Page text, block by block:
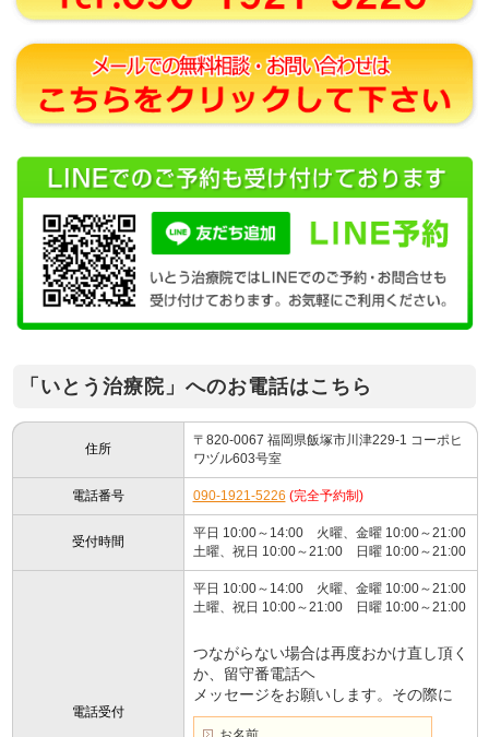
「いとう治療院」へのお電話はこちら
住所
〒820-0067 福岡県飯塚市川津229-1 コーポヒ
ワヅル603号室
電話番号 090-1921-5226 (完全予約制)
受付時間
平日 10:00～14:00 火曜、金曜 10:00～21:00
土曜、祝日 10:00～21:00 日曜 10:00～21:00
電話受付
平日 10:00～14:00 火曜、金曜 10:00～21:00
土曜、祝日 10:00～21:00 日曜 10:00～21:00
つながらない場合は再度おかけ直し頂く
か、留守番電話ヘ
メッセージをお願いします。その際に